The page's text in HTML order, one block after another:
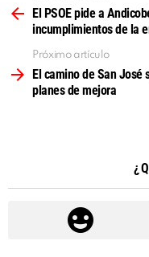
más El PSOE pide a
incumplimientos de la
Próximo artículo
El camino de San José
planes de mejora